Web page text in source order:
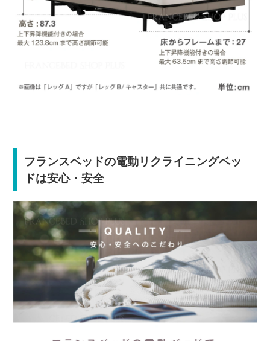
フランスベッドの電動リクライニングベッ
ドは安心・安全